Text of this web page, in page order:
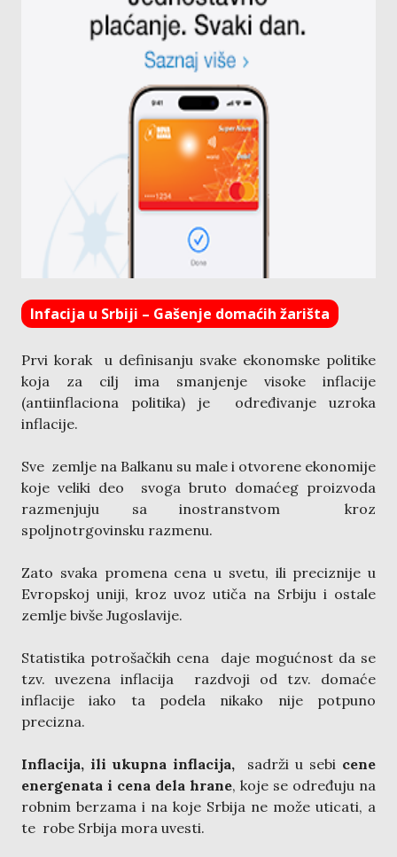
Infacija u Srbiji – Gašenje domaćih žarišta
Prvi korak u definisanju svake ekonomske politike
koja za cilj ima smanjenje visoke inflacije
(antiinflaciona politika) je određivanje uzroka
inflacije.
Sve zemlje na Balkanu su male i otvorene ekonomije
koje veliki deo svoga bruto domaćeg proizvoda
razmenjuju sa inostranstvom kroz
spoljnotrgovinsku razmenu.
Zato svaka promena cena u svetu, ili preciznije u
Evropskoj uniji, kroz uvoz utiča na Srbiju i ostale
zemlje bivše Jugoslavije.
Statistika potrošačkih cena daje mogućnost da se
tzv. uvezena inflacija razdvoji od tzv. domaće
inflacije iako ta podela nikako nije potpuno
precizna.
Inflacija, ili ukupna inflacija, sadrži u sebi cene
energenata i cena dela hrane, koje se određuju na
robnim berzama i na koje Srbija ne može uticati, a
te robe Srbija mora uvesti.